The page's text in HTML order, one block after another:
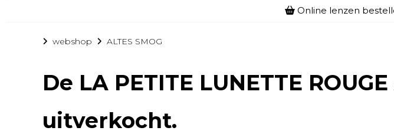
Online lenzen
webshop ALTES SMOG
De LA PETITE LUNETTE
uitverkocht.